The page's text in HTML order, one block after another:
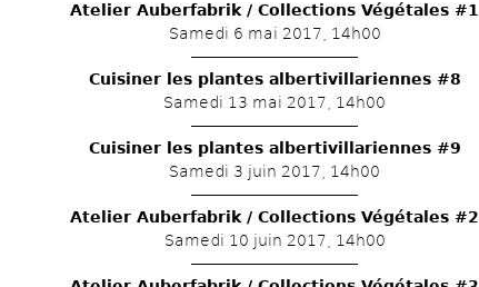
Atelier Auberfabrik / Collections Végétales #1
Samedi 6 mai 2017, 14h00
Cuisiner les plantes albertivillariennes #8
Samedi 13 mai 2017, 14h00
Cuisiner les plantes albertivillariennes #9
Samedi 3 juin 2017, 14h00
Atelier Auberfabrik / Collections Végétales #2
Samedi 10 juin 2017, 14h00